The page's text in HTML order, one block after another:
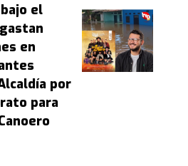
el
en
por
para